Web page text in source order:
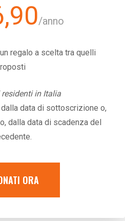
/anno
regalo a scelta tra quelli
residenti in Italia
data di sottoscrizione o,
dalla data di scadenza del
ORA